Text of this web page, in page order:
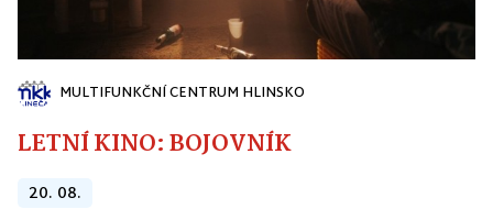
MULTIFUNKČNÍ CENTRUM HLINSKO
LETNÍ KINO: BOJOVNÍK
20. 08.